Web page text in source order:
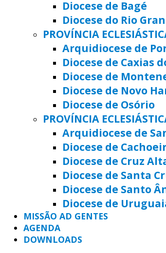
Diocese de Bagé
Diocese do Rio
PROVÍNCIA
Arquidiocese de
Diocese de Caxias
Diocese de
Diocese de Novo
Diocese de Osório
PROVÍNCIA
Arquidiocese de
Diocese de
Diocese de Cruz
Diocese de Santa
Diocese de Santo
Diocese de
MISSÃO AD GENTES
AGENDA
DOWNLOADS